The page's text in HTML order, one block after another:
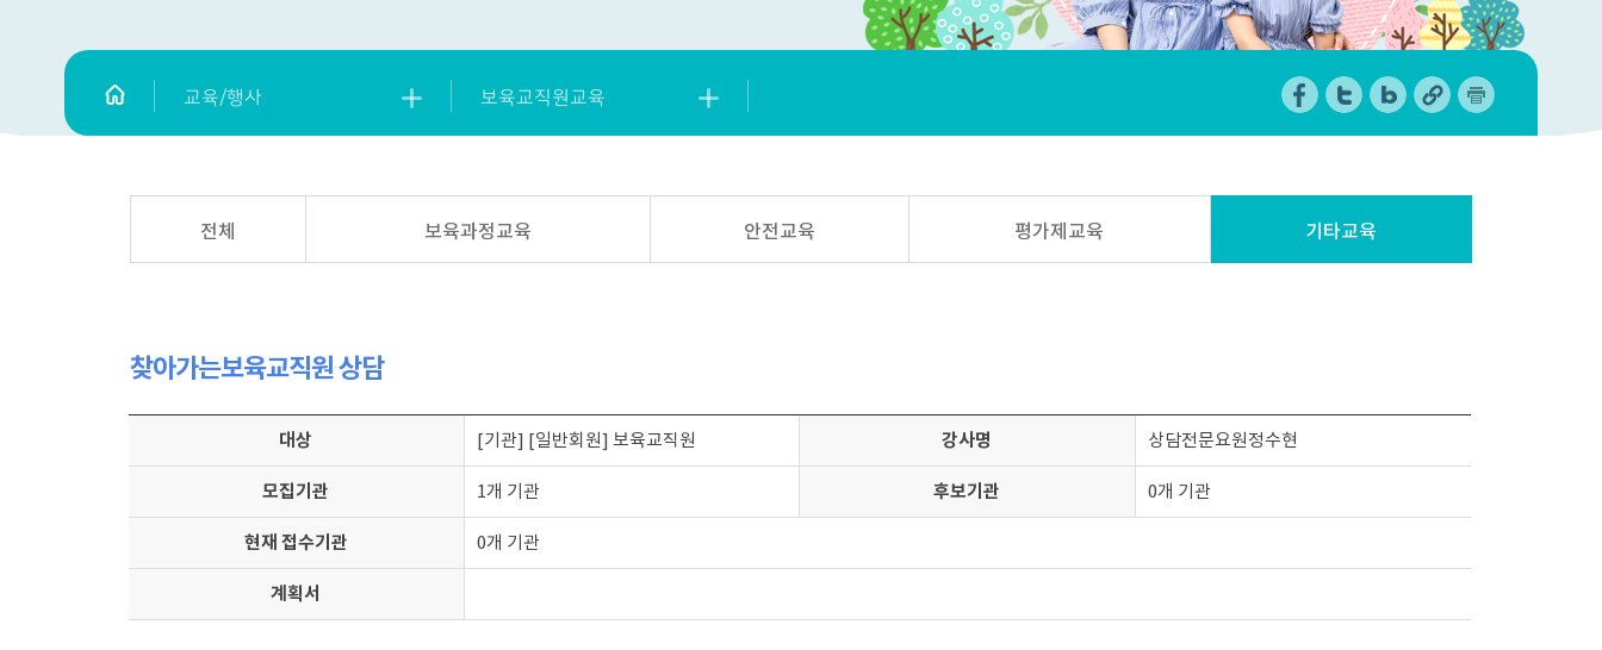
교육/행사 보육교직원교육
전체 보육과정교육 안전교육 평가제교육 기타교육
찾아가는보육교직원 상담
대상 [기관] [일반회원] 보육교직원 강사명 상담전문요원정수현
모집기관 1개 기관 후보기관 0개 기관
현재 접수기관 0개 기관
계획서